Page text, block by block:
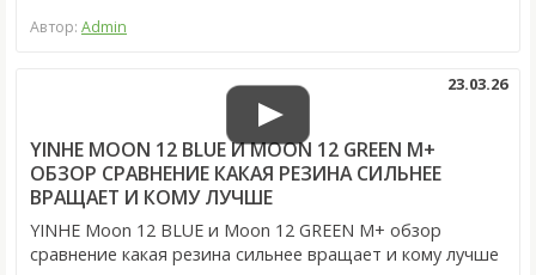
Автор: Admin
YINHE MOON 12 BLUE И MOON 12 GREEN M+
ОБЗОР СРАВНЕНИЕ КАКАЯ РЕЗИНА СИЛЬНЕЕ
ВРАЩАЕТ И КОМУ ЛУЧШЕ
23.03.26
YINHE Moon 12 BLUE и Moon 12 GREEN M+ обзор
сравнение какая резина сильнее вращает и кому лучше